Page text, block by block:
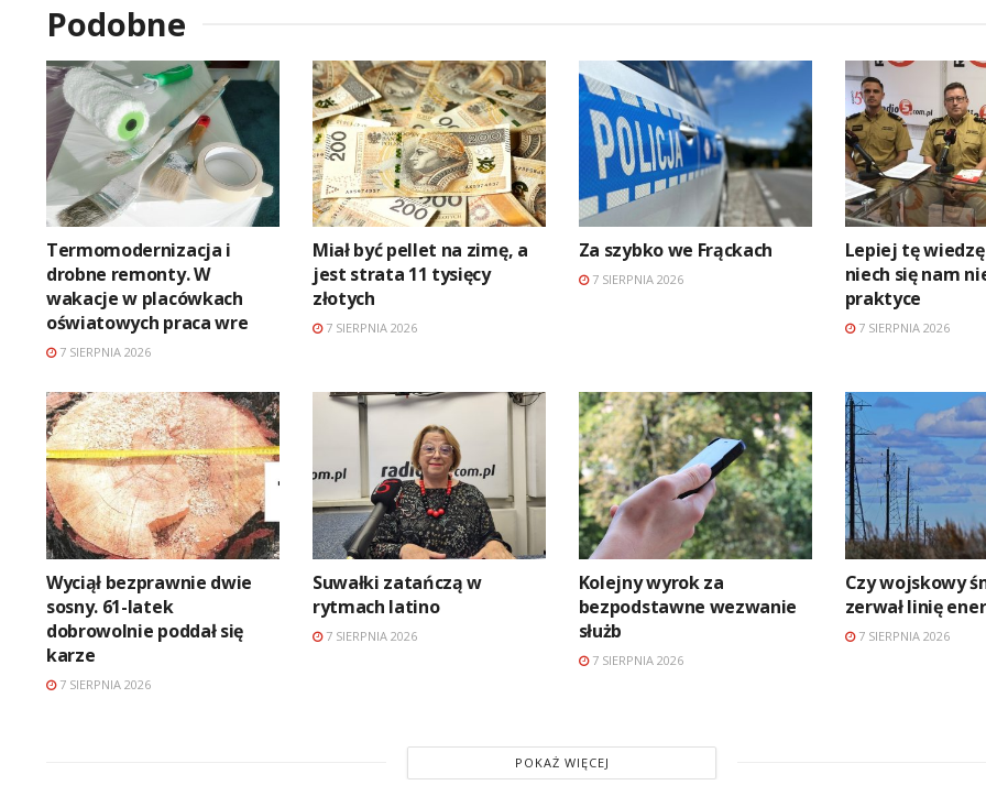
Podobne
Termomodernizacja i
drobne remonty. W
wakacje w placówkach
oświatowych praca wre
7 SIERPNIA 2026
Miał być pellet na zimę, a
jest strata 11 tysięcy
złotych
7 SIERPNIA 2026
Za szybko we Frąckach
7 SIERPNIA 2026
Lepiej tę
niech się nam
praktyce
7 SIERPNIA 2026
Wyciął bezprawnie dwie
sosny. 61-latek
dobrowolnie poddał się
karze
7 SIERPNIA 2026
Suwałki zatańczą w
rytmach latino
7 SIERPNIA 2026
Kolejny wyrok za
bezpodstawne wezwanie
służb
7 SIERPNIA 2026
Czy wojskowy
zerwał linię
7 SIERPNIA 2026
POKAŻ WIĘCEJ